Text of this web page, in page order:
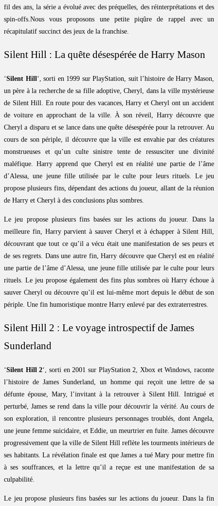
fil des ans, la série a évolué avec des préquelles, des réinterprétations et des
spin-offs.Nous vous proposons une petite piqûre de rappel avec un
récapitulatif succinct des jeux de la franchise.
Silent Hill : La quête désespérée de Harry Mason
‘Silent Hill ‘, sorti en 1999 sur PlayStation, suit l’histoire de Harry Mason,
un père à la recherche de sa fille adoptive, Cheryl, dans la ville mystérieuse
de Silent Hill. En route pour des vacances, Harry et Cheryl ont un accident
de voiture en approchant de la ville. À son réveil, Harry découvre que
Cheryl a disparu et se lance dans une quête désespérée pour la retrouver. Au
cours de son périple, il découvre que la ville est envahie par des créatures
monstrueuses et qu’un culte sinistre tente de ressusciter une divinité
maléfique. Harry apprend que Cheryl est en réalité une partie de l’âme
d’Alessa, une jeune fille utilisée par le culte pour leurs rituels. Le jeu
propose plusieurs fins, dépendant des actions du joueur, allant de la réunion
de Harry et Cheryl à des conclusions plus sombres.
Le jeu propose plusieurs fins basées sur les actions du joueur. Dans la
meilleure fin, Harry parvient à sauver Cheryl et à échapper à Silent Hill,
découvrant que tout ce qu’il a vécu était une manifestation de ses peurs et
de ses regrets. Dans une autre fin, Harry découvre que Cheryl est en réalité
une partie de l’âme d’Alessa, une jeune fille utilisée par le culte pour leurs
rituels. Le jeu propose également des fins plus sombres où Harry échoue à
sauver Cheryl ou découvre qu’il est lui-même mort depuis le début de son
périple. Une fin humoristique montre Harry enlevé par des extraterrestres.
Silent Hill 2 : Le voyage introspectif de James
Sunderland
‘Silent Hill 2‘, sorti en 2001 sur PlayStation 2, Xbox et Windows, raconte
l’histoire de James Sunderland, un homme qui reçoit une lettre de sa
défunte épouse, Mary, l’invitant à la retrouver à Silent Hill. Intrigué et
perturbé, James se rend dans la ville pour découvrir la vérité. Au cours de
son exploration, il rencontre plusieurs personnages troublés, dont Angela,
une jeune femme suicidaire, et Eddie, un meurtrier en fuite. James découvre
progressivement que la ville de Silent Hill reflète les tourments intérieurs de
ses habitants. La révélation finale est que James a tué Mary pour mettre fin
à ses souffrances, et la lettre qu’il a reçue est une manifestation de sa
culpabilité.
Le jeu propose plusieurs fins basées sur les actions du joueur. Dans la fin